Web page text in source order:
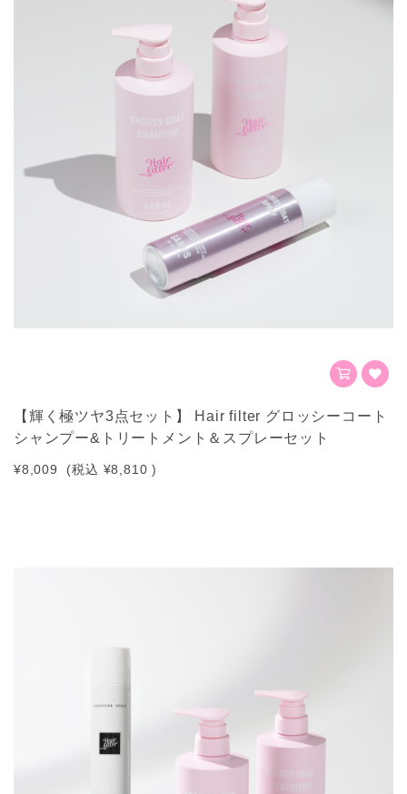
【輝く極ツヤ3点セット】 Hair filter グロッシーコート
シャンプー&トリートメント＆スプレーセット
¥8,009 (税込 ¥8,810 )